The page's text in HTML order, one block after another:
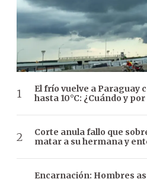
El frío vuelve a Paraguay
hasta 10°C: ¿Cuándo y
Corte anula fallo que
matar a su hermana y
Encarnación: Hombres